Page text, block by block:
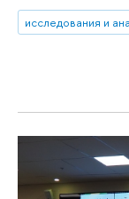
исследования и